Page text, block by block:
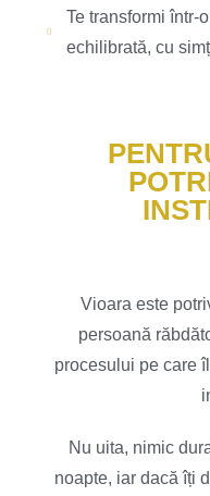
Te transformi într-
echilibrată, cu
Vioara este
persoană
procesului pe care
Nu uita, nimic
noapte, iar dacă îți